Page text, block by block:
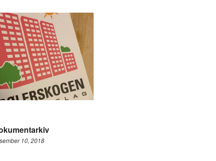
10, 2018